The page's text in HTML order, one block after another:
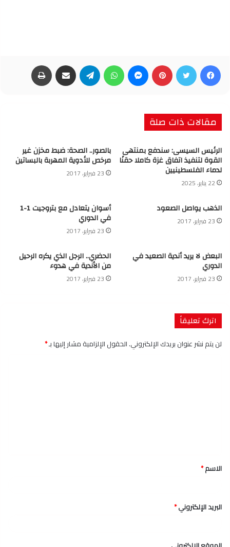
فيسبوك تويتر بينتيريست ماسنجر واتساب تيلقرام مشاركة عبر البريد
مقالات ذات صلة
الرئيس السيسى: سندفع بمنتهى
القوة لتنفيذ اتفاق غزة كاملا حقنًا
لدماء الفلسطينيين
22 يناير، 2025
بالصور.. الصحة: ضبط مخزن غير
مرخص للأدوية المهربة بالبساتين
23 فبراير، 2017
الذهب يواصل الصعود
23 فبراير، 2017
أسوان يتعادل مع بتروجيت 1-1
في الدوري
23 فبراير، 2017
البعض لا يريد أندية الصعيد في
الدوري
23 فبراير، 2017
الحضري.. الرجل الذي يكره الرحيل
من الأندية في هدوء
23 فبراير، 2017
اترك تعليقاً
لن يتم نشر عنوان بريدك الإلكتروني.الحقول الإلزامية مشار إليها بـ*
*
الاسم*
البريد الإلكتروني*